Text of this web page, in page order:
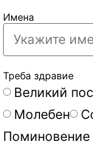
Имена
Треба здравие
Великий
Молебен
Поминовение